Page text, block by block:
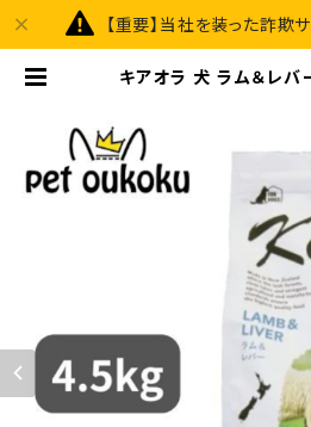
【重要】当社を装った詐欺
キアオラ 犬 ラム＆レ